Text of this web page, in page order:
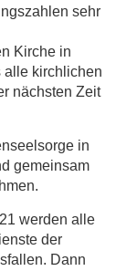
sehr
Kirche in
alle kirchlichen
nächsten Zeit
in
gemeinsam
werden alle
der
Dann